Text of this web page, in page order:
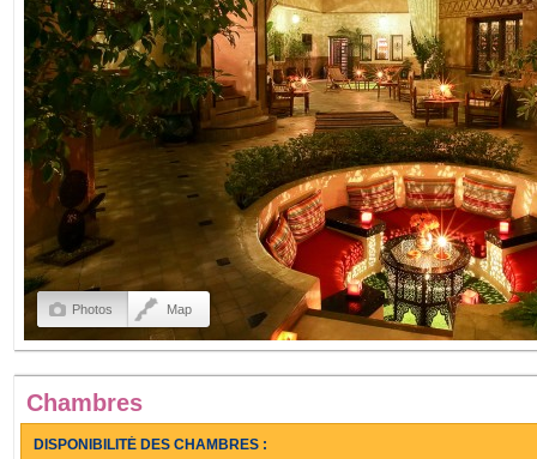
Photos Map
Chambres
DISPONIBILITÉ DES CHAMBRES :